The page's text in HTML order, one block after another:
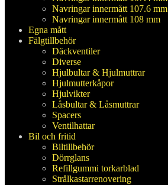
Navringar innermått 107.6 mm
Navringar innermått 108 mm
Egna mått
Fälgtillbehör
Däckventiler
Diverse
Hjulbultar & Hjulmuttrar
Hjulmutterkåpor
Hjulvikter
Låsbultar & Låsmuttrar
Spacers
Ventilhattar
Bil och fritid
Biltillbehör
Dörrglans
Refillgummi torkarblad
Strålkastarrenovering